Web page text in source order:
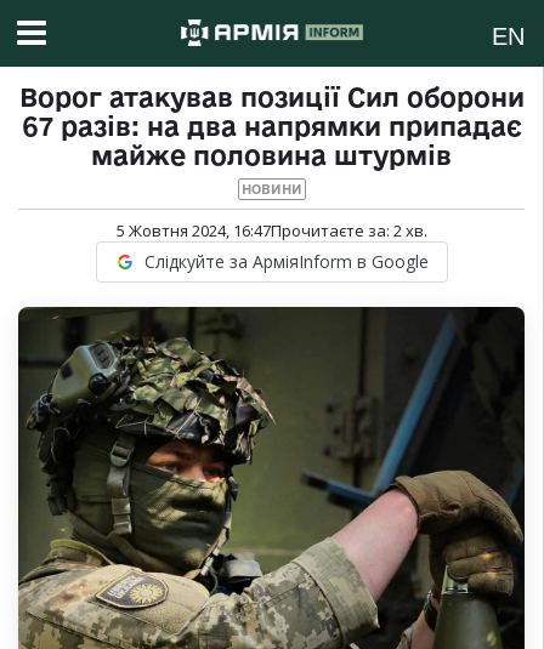
EN
Ворог атакував позиції Сил оборони
67 разів: на два напрямки припадає
майже половина штурмів
НОВИНИ
5 Жовтня 2024, 16:47Прочитаєте за: 2хв.
Слідкуйте за АрміяInform в Google